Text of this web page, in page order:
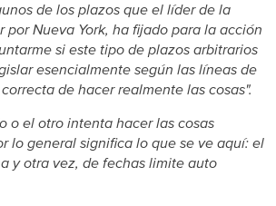
de los plazos que el líder de la
por Nueva York, ha fijado para la acción
si este tipo de plazos arbitrarios
esencialmente según las líneas de
de hacer realmente las cosas".
o el otro intenta hacer las cosas
lo general significa lo que se ve aquí: el
y otra vez, de fechas limite auto